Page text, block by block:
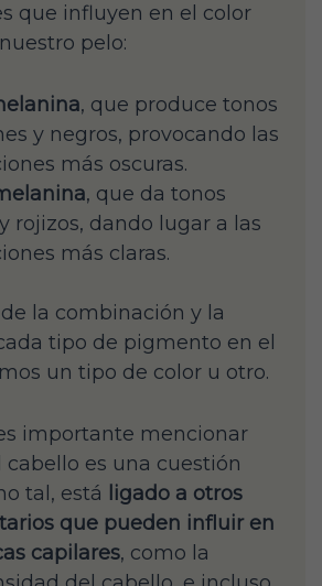
que influyen en el color
pelo:
, que produce tonos
y negros, provocando las
más oscuras.
, que da tonos
rojizos, dando lugar a las
más claras.
la combinación y la
tipo de pigmento en el
un tipo de color u otro.
importante mencionar
es una cuestión
tal, está ligado a otros
que pueden influir en
capilares, como la